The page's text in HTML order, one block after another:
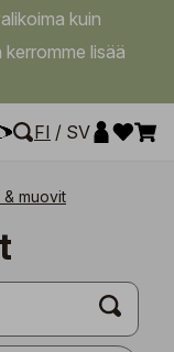
kuin
lisää
FI / SV
& muovit